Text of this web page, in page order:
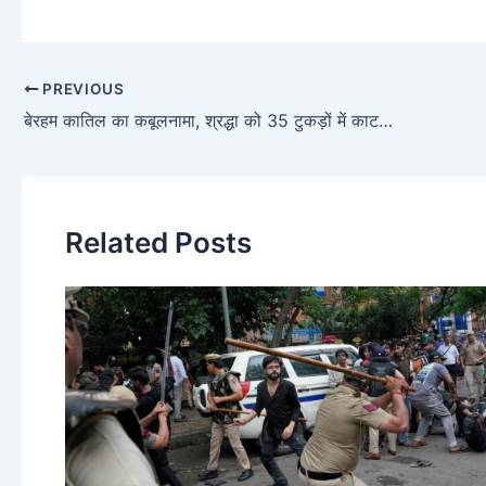
PREVIOUS
बेरहम कातिल का कबूलनामा, श्रद्धा को 35 टुकड़ों में काटकर 18 दिनों तक दिल्ली के अलग-अलग हिस्सों में फेंका
Related Posts